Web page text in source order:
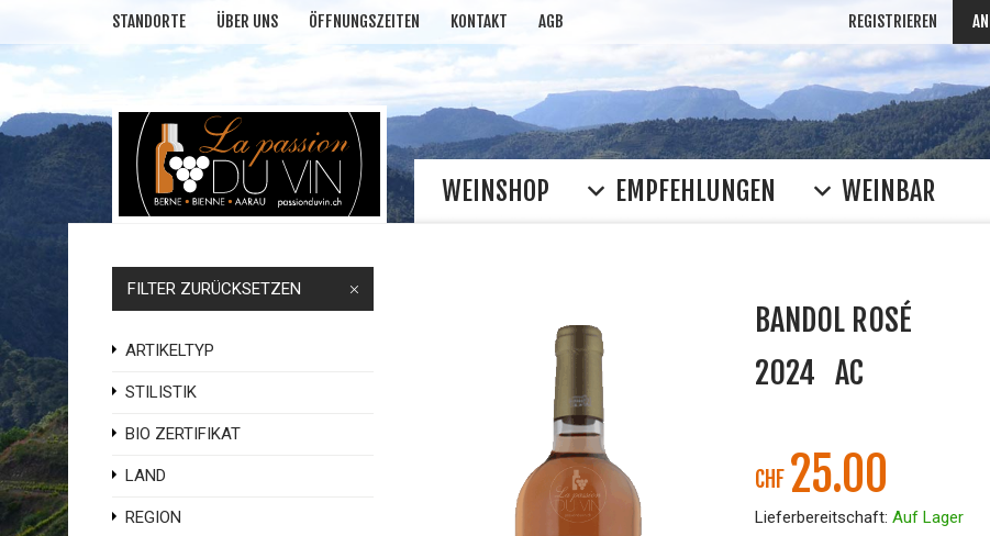
STANDORTE ÜBER UNS ÖFFNUNGSZEITEN KONTAKT AGB REGISTRIEREN
WEINSHOP EMPFEHLUNGEN WEINBAR
FILTER ZURÜCKSETZEN
ARTIKELTYP
STILISTIK
BIO ZERTIFIKAT
LAND
REGION
BANDOL ROSÉ
2024 AC
CHF 25.00
Lieferbereitschaft: Auf Lager